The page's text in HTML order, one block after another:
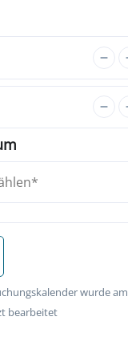
wurde am
bearbeitet